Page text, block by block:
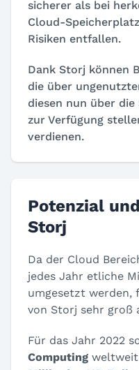
sicherer als bei
Cloud-
Risiken entfallen.
Dank Storj können
die über
diesen nun über
zur Verfügung
verdienen.
Potenzial
Storj
Da der Cloud
jedes Jahr etliche
umgesetzt werden,
von Storj sehr groß
Für das Jahr 2022
Computing